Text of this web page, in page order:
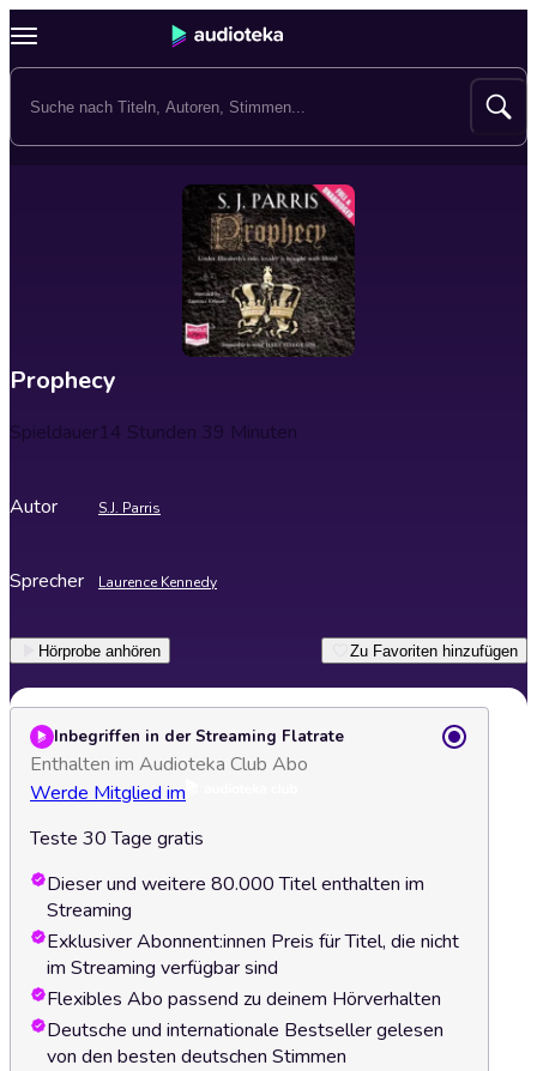
Prophecy
Spieldauer14 Stunden 39 Minuten
Autor S.J. Parris
Sprecher Laurence Kennedy
Hörprobe anhören Zu Favoriten hinzufügen
Inbegriffen in der Streaming Flatrate
Enthalten im Audioteka Club Abo
Werde Mitglied im
Teste 30 Tage gratis
Dieser und weitere 80.000 Titel enthalten im
Streaming
Exklusiver Abonnent:innen Preis für Titel, die nicht
im Streaming verfügbar sind
Flexibles Abo passend zu deinem Hörverhalten
Deutsche und internationale Bestseller gelesen
von den besten deutschen Stimmen